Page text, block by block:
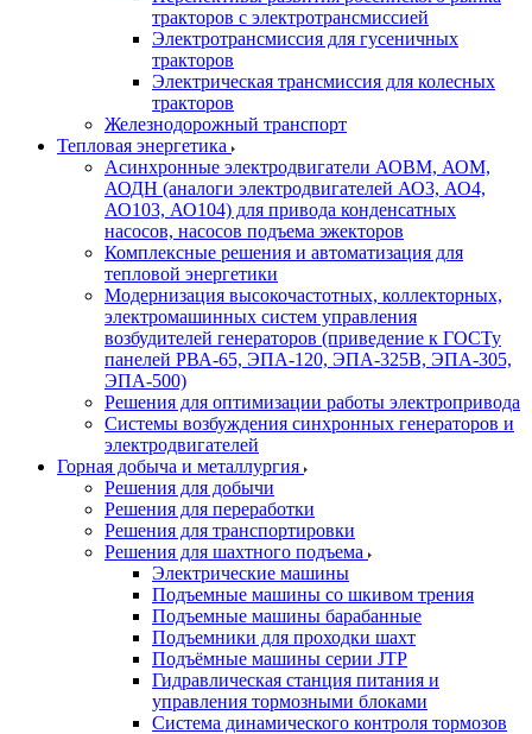
тракторов с электротрансмиссией
Электротрансмиссия для гусеничных
тракторов
Электрическая трансмиссия для колесных
тракторов
Железнодорожный транспорт
Тепловая энергетика
Асинхронные электродвигатели АОВМ, АОМ,
АОДН (аналоги электродвигателей АО3, АО4,
АО103, АО104) для привода конденсатных
насосов, насосов подъема эжекторов
Комплексные решения и автоматизация для
тепловой энергетики
Модернизация высокочастотных, коллекторных,
электромашинных систем управления
возбудителей генераторов (приведение к ГОСТу
панелей РВА-65, ЭПА-120, ЭПА-325В, ЭПА-305,
ЭПА-500)
Решения для оптимизации работы электропривода
Системы возбуждения синхронных генераторов и
электродвигателей
Горная добыча и металлургия
Решения для добычи
Решения для переработки
Решения для транспортировки
Решения для шахтного подъема
Электрические машины
Подъемные машины со шкивом трения
Подъемные машины барабанные
Подъемники для проходки шахт
Подъёмные машины серии JTP
Гидравлическая станция питания и
управления тормозными блоками
Система динамического контроля тормозов